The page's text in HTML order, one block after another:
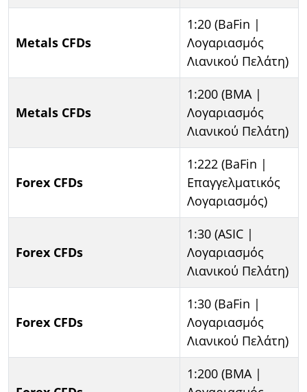
Metals CFDs
1:20 (BaFin |
Λογαριασμός
Λιανικού Πελάτη)
Metals CFDs
1:200 (BMA |
Λογαριασμός
Λιανικού Πελάτη)
Forex CFDs
1:222 (BaFin |
Επαγγελματικός
Λογαριασμός)
Forex CFDs
1:30 (ASIC |
Λογαριασμός
Λιανικού Πελάτη)
Forex CFDs
1:30 (BaFin |
Λογαριασμός
Λιανικού Πελάτη)
1:200 (BMA |